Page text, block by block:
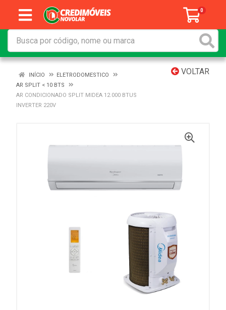
0
VOLTAR
INÍCIO
ELETRODOMESTICO
AR SPLIT < 10 BTS
AR CONDICIONADO SPLIT MIDEA 12.000 BTUS
INVERTER 220V